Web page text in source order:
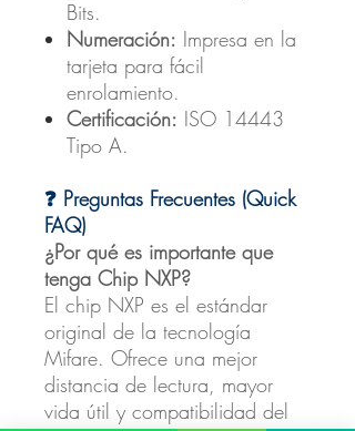
Bits.
Numeración: Impresa en la
tarjeta para fácil
enrolamiento.
Certificación: ISO 14443
Tipo A.
❓ Preguntas Frecuentes (Quick
FAQ)
¿Por qué es importante que
tenga Chip NXP?
El chip NXP es el estándar
original de la tecnología
Mifare. Ofrece una mejor
distancia de lectura, mayor
vida útil y compatibilidad del